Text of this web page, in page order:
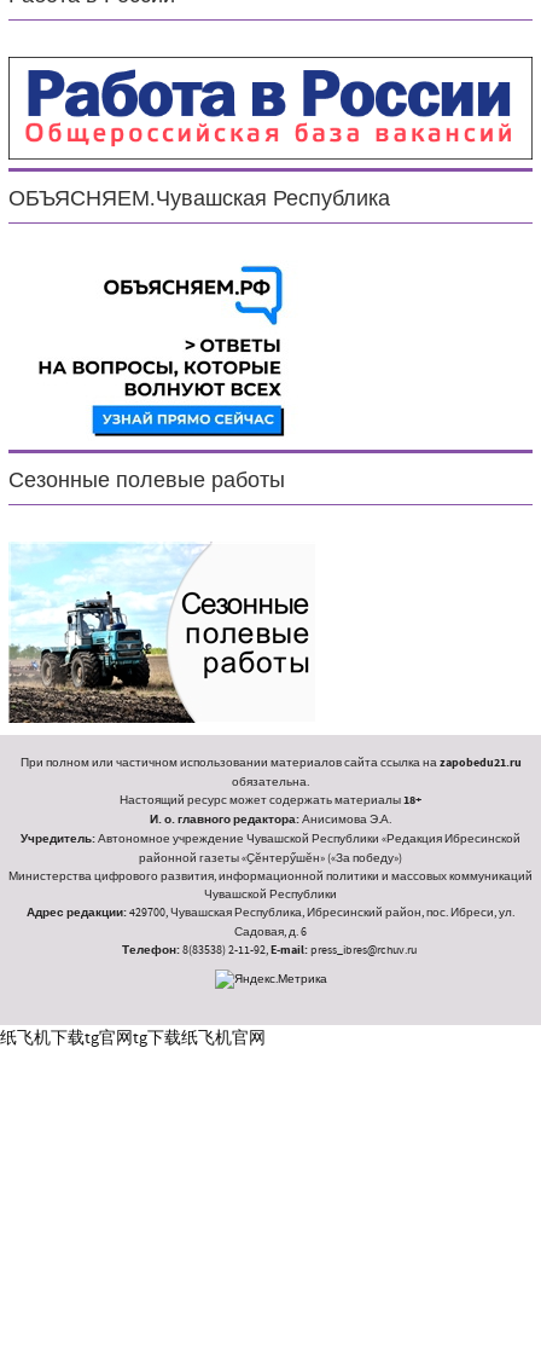
ОБЪЯСНЯЕМ.Чувашская Республика
Сезонные полевые работы
При полном или частичном использовании материалов сайта ссылка наzapobedu21.ru
обязательна.
Настоящий ресурс может содержать материалы18+
И. о. главного редактора:Анисимова Э.А.
Учредитель:Автономное учреждение Чувашской Республики «Редакция Ибресинской
районной газеты «Ҫӗнтерӳшӗн» («За победу»)
Министерства цифрового развития, информационной политики и массовых коммуникаций
Чувашской Республики
Адрес редакции:429700, Чувашская Республика, Ибресинский район, пос. Ибреси, ул.
Садовая, д. 6
Телефон:8(83538) 2-11-92,E-mail:press_ibres@rchuv.ru
纸飞机下载tg官网tg下载纸飞机官网